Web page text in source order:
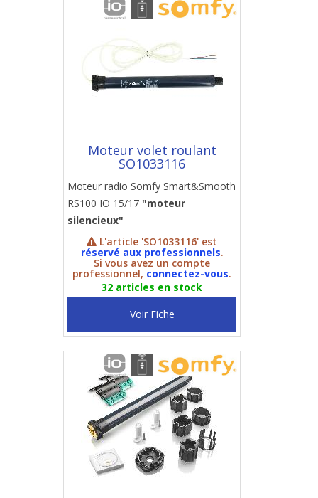
Moteur volet roulant
SO1033116
Moteur radio Somfy Smart&Smooth
RS100 IO 15/17 "moteur
silencieux"
L'article 'SO1033116' est
réservé aux professionnels.
Si vous avez un compte
professionnel, connectez-vous.
32 articles en stock
Voir Fiche